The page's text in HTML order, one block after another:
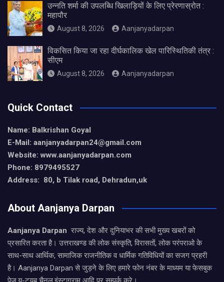
उन्नति शर्मा की उपलब्धि खिलाड़ियों के लिए प्रेरणास्रोत :
महापौर
August 8, 2026 Aanjanyadarpan
विकसित किया जा रहा दीर्घकालिक खेल पारिस्थितिकी तंत्र :
सीएम
August 8, 2026 Aanjanyadarpan
Quick Contact
Name: Balkrishan Goyal
E-Mail: aanjanyadarpan24@gmail.com
Website: www.aanjanyadarpan.com
Phone: 8979495527
Address: 80, b Tilak road, Dehradun,uk
About Aanjanya Darpan
Aanjanya Darpan राज्य, देश और दुनियाभर की सभी मुख्य खबरों को
प्रसारित करता है। उत्तराखण्ड की लोक संस्कृति, विरासतों, लोक परंपराओ के
साथ-साथ आर्थिक, सामाजिक राजनीतिक व धार्मिक गतिविधियों का सजग प्रहरी
है। Aanjanya Darpan से जुड़ने के लिए हमारे फोन नंबर के माध्यम या फेसबुक